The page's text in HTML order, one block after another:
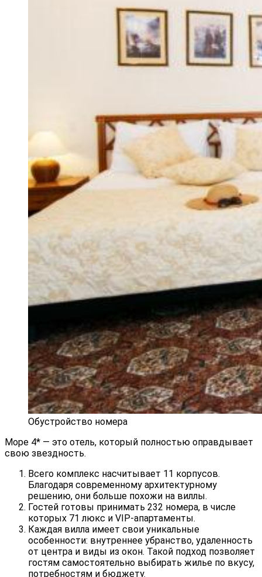
Обустройство номера
Море 4* — это отель, который полностью оправдывает
свою звездность.
Всего комплекс насчитывает 11 корпусов.
Благодаря современному архитектурному
решению, они больше похожи на виллы.
Гостей готовы принимать 232 номера, в числе
которых 71 люкс и VIP-апартаменты.
Каждая вилла имеет свои уникальные
особенности: внутреннее убранство, удаленность
от центра и виды из окон. Такой подход позволяет
гостям самостоятельно выбирать жилье по вкусу,
потребностям и бюджету.